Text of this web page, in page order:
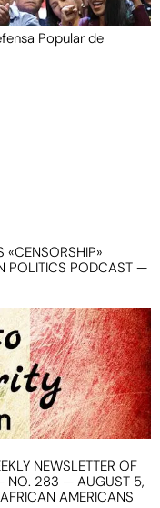
Popular de
«CENSORSHIP»
POLITICS PODCAST —
NEWSLETTER OF
NO. 283 — AUGUST 5,
AMERICANS